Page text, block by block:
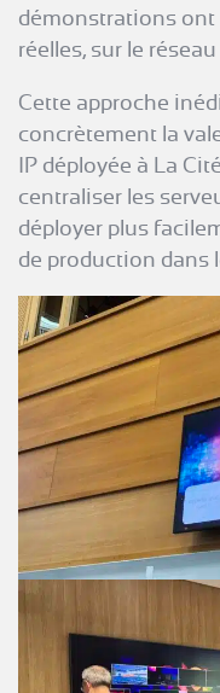
démonstrations
réelles, sur le
Cette approche
concrètement la
IP déployée à La
centraliser les
déployer plus
de production dans